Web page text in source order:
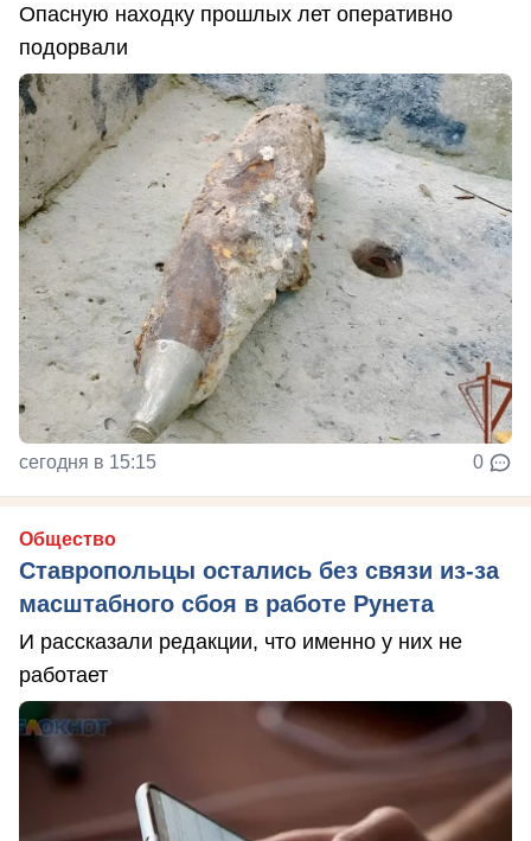
Опасную находку прошлых лет оперативно
подорвали
сегодня в 15:15 0
Общество
Ставропольцы остались без связи из-за
масштабного сбоя в работе Рунета
И рассказали редакции, что именно у них не
работает